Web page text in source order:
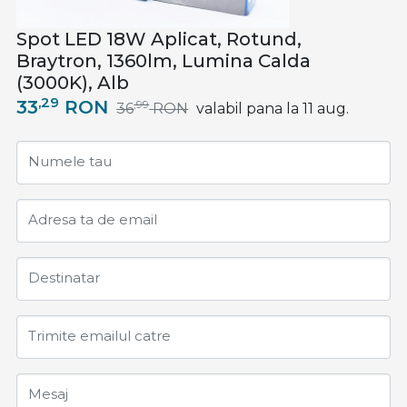
Spot LED 18W Aplicat, Rotund,
Braytron, 1360lm, Lumina Calda
(3000K), Alb
33,29 RON 36,99 RON valabil pana la 11 aug.
Numele tau
Adresa ta de email
Destinatar
Trimite emailul catre
Mesaj